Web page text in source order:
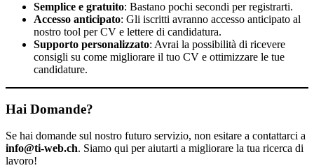
Semplice e gratuito: Bastano pochi secondi per registrarti.
Accesso anticipato: Gli iscritti avranno accesso anticipato al
nostro tool per CV e lettere di candidatura.
Supporto personalizzato: Avrai la possibilità di ricevere
consigli su come migliorare il tuo CV e ottimizzare le tue
candidature.
Hai Domande?
Se hai domande sul nostro futuro servizio, non esitare a contattarci a
info@ti-web.ch. Siamo qui per aiutarti a migliorare la tua ricerca di
lavoro!